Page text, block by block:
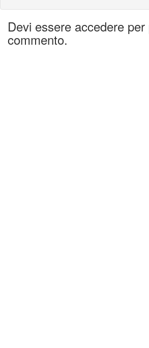
Devi essere accedere
commento.